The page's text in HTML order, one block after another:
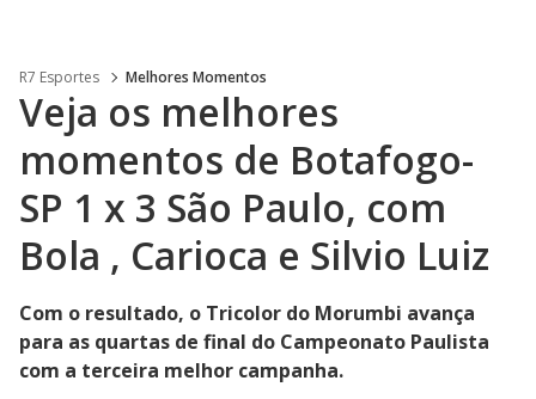
R7 Esportes Melhores Momentos
Veja os melhores
momentos de Botafogo-
SP 1 x 3 São Paulo, com
Bola , Carioca e Silvio Luiz
Com o resultado, o Tricolor do Morumbi avança
para as quartas de final do Campeonato Paulista
com a terceira melhor campanha.